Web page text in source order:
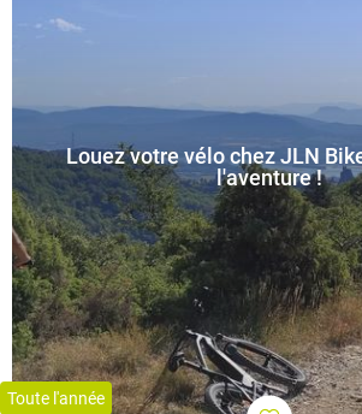
Louez votre vélo chez JLN
l'aventure !
Toute l'année